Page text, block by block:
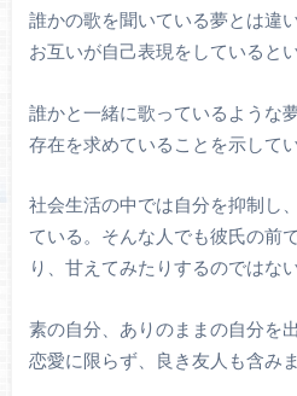
誰かの歌を聞いている夢とは違
お互いが自己表現をしていると
誰かと一緒に歌っているような
存在を求めていることを示してい
社会生活の中では自分を抑制し
ている。そんな人でも彼氏の前
り、甘えてみたりするのではな
素の自分、ありのままの自分を
恋愛に限らず、良き友人も含みま